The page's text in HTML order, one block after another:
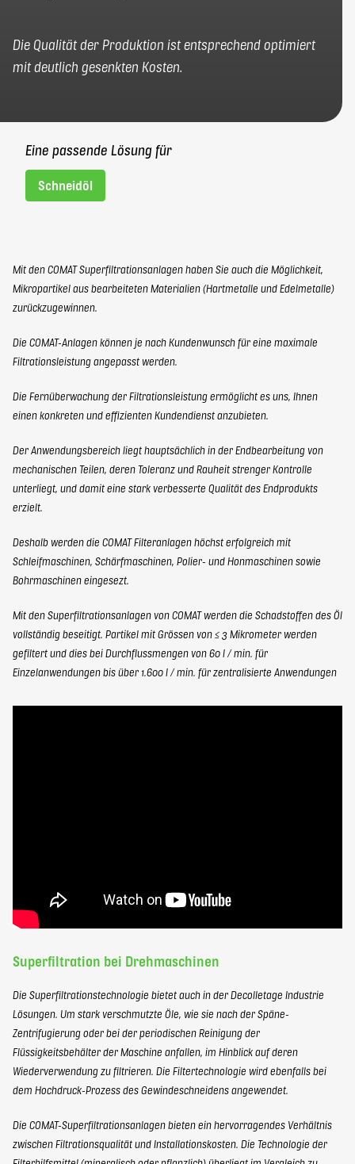
Die Qualität der Produktion ist entsprechend optimiert
mit deutlich gesenkten Kosten.
Eine passende Lösung für
Schneidöl
Mit den COMAT Superfiltrationsanlagen haben Sie auch die Möglichkeit,
Mikropartikel aus bearbeiteten Materialien (Hartmetalle und Edelmetalle)
zurückzugewinnen.
Die COMAT-Anlagen können je nach Kundenwunsch für eine maximale
Filtrationsleistung angepasst werden.
Die Fernüberwachung der Filtrationsleistung ermöglicht es uns, Ihnen
einen konkreten und effizienten Kundendienst anzubieten.
Der Anwendungsbereich liegt hauptsächlich in der Endbearbeitung von
mechanischen Teilen, deren Toleranz und Rauheit strenger Kontrolle
unterliegt, und damit eine stark verbesserte Qualität des Endprodukts
erzielt.
Deshalb werden die COMAT Filteranlagen höchst erfolgreich mit
Schleifmaschinen, Schärfmaschinen, Polier- und Honmaschinen sowie
Bohrmaschinen eingesezt.
Mit den Superfiltrationsanlagen von COMAT werden die Schadstoffen des Öl
vollständig beseitigt. Partikel mit Grössen von ≤ 3 Mikrometer werden
gefiltert und dies bei Durchflussmengen von 60 l / min. für
Einzelanwendungen bis über 1.600 l / min. für zentralisierte Anwendungen
Superfiltration bei Drehmaschinen
Die Superfiltrationstechnologie bietet auch in der Decolletage Industrie
Lösungen. Um stark verschmutzte Öle, wie sie nach der Späne-
Zentrifugierung oder bei der periodischen Reinigung der
Flüssigkeitsbehälter der Maschine anfallen, im Hinblick auf deren
Wiederverwendung zu filtrieren. Die Filtertechnologie wird ebenfalls bei
dem Hochdruck-Prozess des Gewindeschneidens angewendet.
Die COMAT-Superfiltrationsanlagen bieten ein hervorragendes Verhältnis
zwischen Filtrationsqualität und Installationskosten. Die Technologie der